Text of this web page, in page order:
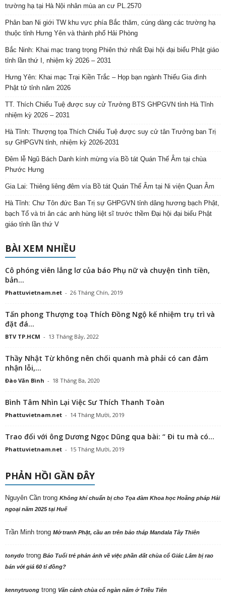
trường hạ tại Hà Nội nhân mùa an cư PL.2570
Phân ban Ni giới TW khu vực phía Bắc thăm, cúng dàng các trường hạ
thuộc tỉnh Hưng Yên và thành phố Hải Phòng
Bắc Ninh: Khai mạc trang trọng Phiên thứ nhất Đại hội đại biểu Phật giáo
tỉnh lần thứ I, nhiệm kỳ 2026 – 2031
Hưng Yên: Khai mạc Trại Kiền Trắc – Họp bạn ngành Thiếu Gia đình
Phật tử tỉnh năm 2026
TT. Thích Chiếu Tuệ được suy cử Trưởng BTS GHPGVN tỉnh Hà Tĩnh
nhiệm kỳ 2026 – 2031
Hà Tĩnh: Thượng tọa Thích Chiếu Tuệ được suy cử tân Trưởng ban Trị
sự GHPGVN tỉnh, nhiệm kỳ 2026-2031
Đêm lễ Ngũ Bách Danh kính mừng vía Bồ tát Quán Thế Âm tại chùa
Phước Hưng
Gia Lai: Thiêng liêng đêm vía Bồ tát Quán Thế Âm tại Ni viện Quan Âm
Hà Tĩnh: Chư Tôn đức Ban Trị sự GHPGVN tỉnh dâng hương bạch Phật,
bạch Tổ và tri ân các anh hùng liệt sĩ trước thềm Đại hội đại biểu Phật
giáo tỉnh lần thứ V
BÀI XEM NHIỀU
Cô phóng viên lẳng lơ của báo Phụ nữ và chuyện tình tiền,
bản...
Phattuvietnam.net - 26 Tháng Chín, 2019
Tấn phong Thượng toạ Thích Đồng Ngộ kế nhiệm trụ trì và
đặt đá...
BTV TP.HCM - 13 Tháng Bảy, 2022
Thầy Nhật Từ không nên chối quanh mà phải có can đảm
nhận lỗi,...
Đào Văn Bình - 18 Tháng Ba, 2020
Bình Tâm Nhìn Lại Việc Sư Thích Thanh Toàn
Phattuvietnam.net - 14 Tháng Mười, 2019
Trao đổi với ông Dương Ngọc Dũng qua bài: “ Đi tu mà có...
Phattuvietnam.net - 15 Tháng Mười, 2019
PHẢN HỒI GẦN ĐÂY
Nguyên Cần trong Không khí chuẩn bị cho Tọa đàm Khoa học Hoằng pháp Hải
ngoại năm 2025 tại Huế
Trần Minh trong Mở tranh Phật, cầu an trên bảo tháp Mandala Tây Thiên
tonydo trong Báo Tuổi trẻ phản ảnh về việc phần đất chùa cổ Giác Lâm bị rao
bán với giá 60 tỉ đồng?
kennytruong trong Vãn cảnh chùa cổ ngàn năm ở Triều Tiên